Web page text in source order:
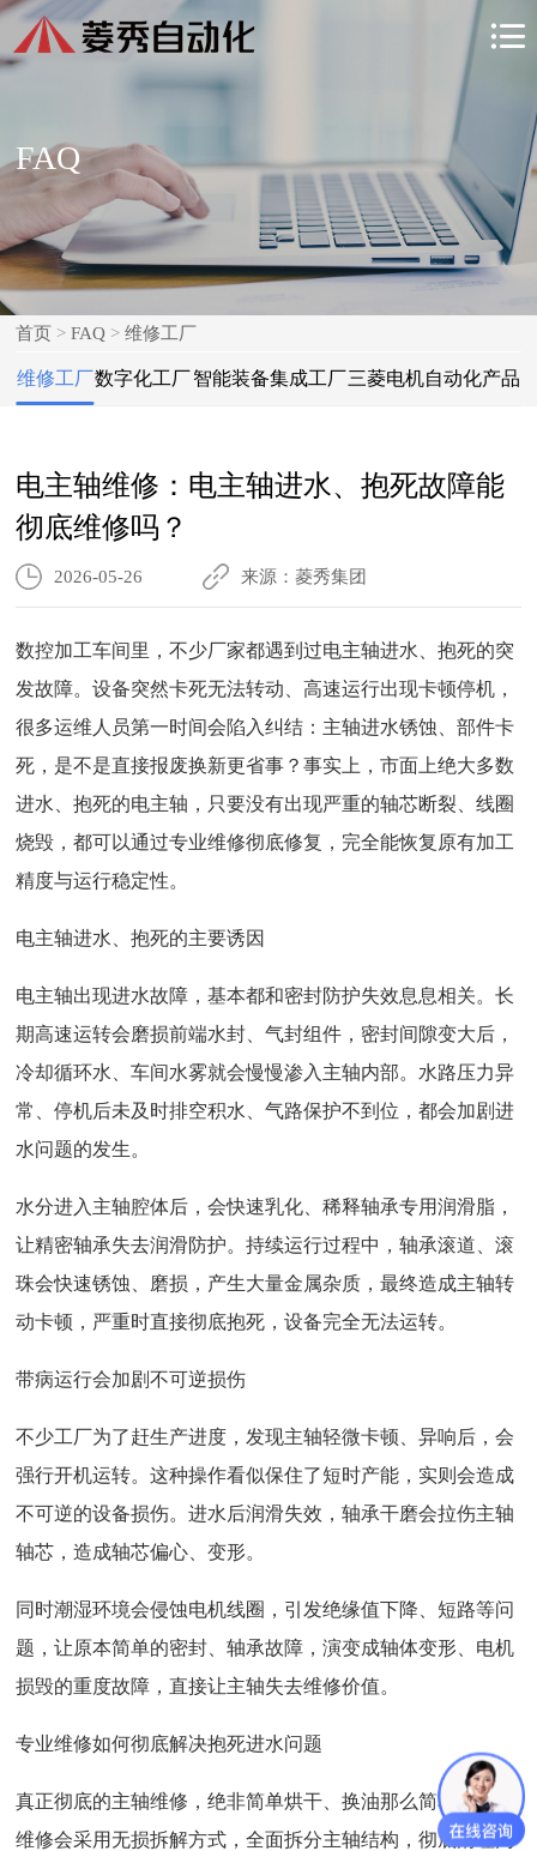

FAQ
首页 >FAQ >维修工厂
维修工厂数字化工厂智能装备集成工厂三菱电机自动化产品
电主轴维修：电主轴进水、抱死故障能
彻底维修吗？
2026-05-26 来源：菱秀集团
数控加工车间里，不少厂家都遇到过电主轴进水、抱死的突
发故障。设备突然卡死无法转动、高速运行出现卡顿停机，
很多运维人员第一时间会陷入纠结：主轴进水锈蚀、部件卡
死，是不是直接报废换新更省事？事实上，市面上绝大多数
进水、抱死的电主轴，只要没有出现严重的轴芯断裂、线圈
烧毁，都可以通过专业维修彻底修复，完全能恢复原有加工
精度与运行稳定性。
电主轴进水、抱死的主要诱因
电主轴出现进水故障，基本都和密封防护失效息息相关。长
期高速运转会磨损前端水封、气封组件，密封间隙变大后，
冷却循环水、车间水雾就会慢慢渗入主轴内部。水路压力异
常、停机后未及时排空积水、气路保护不到位，都会加剧进
水问题的发生。
水分进入主轴腔体后，会快速乳化、稀释轴承专用润滑脂，
让精密轴承失去润滑防护。持续运行过程中，轴承滚道、滚
珠会快速锈蚀、磨损，产生大量金属杂质，最终造成主轴转
动卡顿，严重时直接彻底抱死，设备完全无法运转。
带病运行会加剧不可逆损伤
不少工厂为了赶生产进度，发现主轴轻微卡顿、异响后，会
强行开机运转。这种操作看似保住了短时产能，实则会造成
不可逆的设备损伤。进水后润滑失效，轴承干磨会拉伤主轴
轴芯，造成轴芯偏心、变形。
同时潮湿环境会侵蚀电机线圈，引发绝缘值下降、短路等问
题，让原本简单的密封、轴承故障，演变成轴体变形、电机
损毁的重度故障，直接让主轴失去维修价值。
专业维修如何彻底解决抱死进水问题
真正彻底的主轴维修，绝非简单烘干、换油那么简单。专业
维修会采用无损拆解方式，全面拆分主轴结构，彻底清理内